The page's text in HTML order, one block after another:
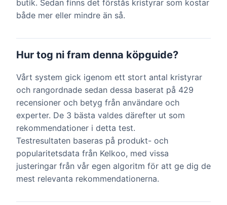
butik. Sedan finns det förstås kristyrar som kostar
både mer eller mindre än så.
Hur tog ni fram denna köpguide?
Vårt system gick igenom ett stort antal kristyrar
och rangordnade sedan dessa baserat på 429
recensioner och betyg från användare och
experter. De 3 bästa valdes därefter ut som
rekommendationer i detta test.
Testresultaten baseras på produkt- och
popularitetsdata från Kelkoo, med vissa
justeringar från vår egen algoritm för att ge dig de
mest relevanta rekommendationerna.